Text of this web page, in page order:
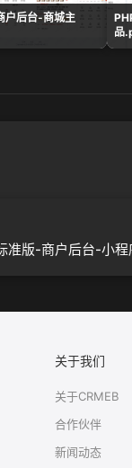
户后台-商城主
品
准版-商户后台-小
关于我们
关于CRMEB
合作伙伴
新闻动态